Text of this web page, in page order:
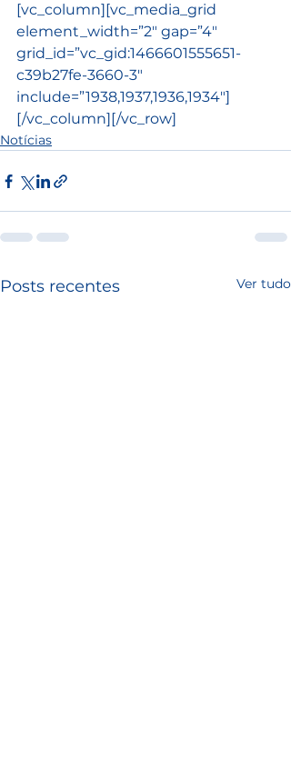
[vc_column][vc_media_grid
element_width=”2″ gap=”4″
grid_id=”vc_gid:1466601555651-
c39b27fe-3660-3″
include=”1938,1937,1936,1934″]
[/vc_column][/vc_row]
Notícias
Posts recentes Ver tudo